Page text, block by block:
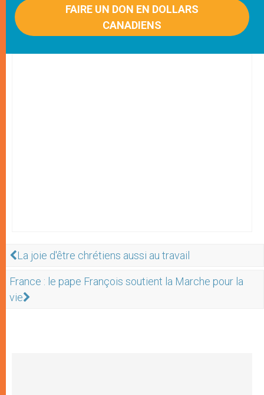
FAIRE UN DON EN DOLLARS
CANADIENS
La joie d'être chrétiens aussi au travail
France : le pape François soutient la Marche pour la
vie